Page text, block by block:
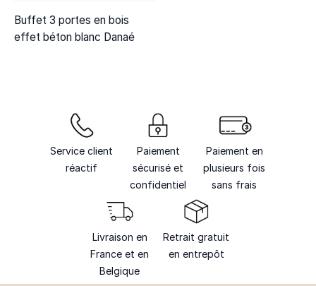
Buffet 3 portes en bois
effet béton blanc Danaé
Service client
réactif
Paiement
sécurisé et
confidentiel
Paiement en
plusieurs fois
sans frais
Livraison en
France et en
Belgique
Retrait gratuit
en entrepôt